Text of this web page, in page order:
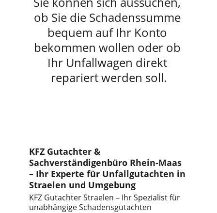
ob Sie die Schadenssumme
bequem auf Ihr Konto
bekommen wollen oder ob
Ihr Unfallwagen direkt
repariert werden soll.
KFZ Gutachter &
Sachverständigenbüro Rhein-Maas
– Ihr Experte für Unfallgutachten in
Straelen und Umgebung
KFZ Gutachter Straelen – Ihr Spezialist für
unabhängige Schadensgutachten